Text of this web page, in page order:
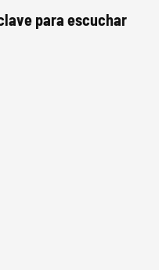
para escuchar